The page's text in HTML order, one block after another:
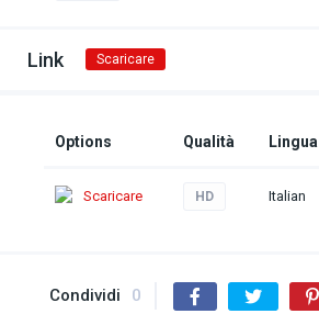
Link Scaricare
Options Qualità Lingua
Scaricare HD Italian
Condividi 0